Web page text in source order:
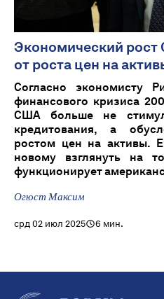
Экономический рост
от роста цен на
Согласно экономисту
финансового кризиса
США больше не
кредитования, а
ростом цен на активы.
новому взглянуть на
функционирует
Огюст Максим
срд 02 июл 2025 6 мин.